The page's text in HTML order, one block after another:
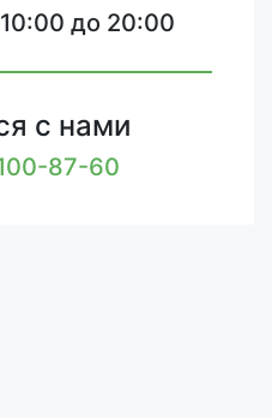
до 20:00
с нами
87-60